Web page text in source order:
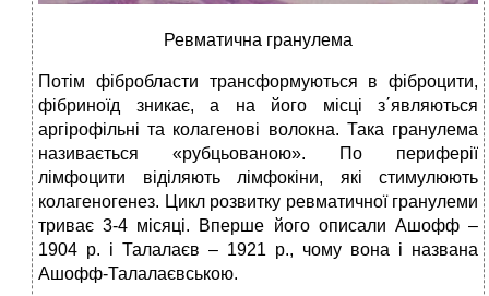
Ревматична гранулема
Потім фібробласти трансформуються в фіброцити,
фібриноїд зникає, а на його місці з΄являються
аргірофільні та колагенові волокна. Така гранулема
називається «рубцьованою». По периферії
лімфоцити віділяють лімфокіни, які стимулюють
колагеногенез. Цикл розвитку ревматичної гранулеми
триває 3-4 місяці. Вперше його описали Ашофф –
1904 р. і Талалаєв – 1921 р., чому вона і названа
Ашофф-Талалаєвською.